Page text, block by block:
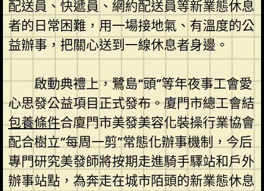
配送員、快遞員、網約配送員等新業態休息
者的日常困難，用一場接地氣、有溫度的公
益辦事，把關心送到一線休息者身邊。
啟動典禮上，鷺島“頭”等年夜事工會愛
心思發公益項目正式發布。廈門市總工會結
包養條件合廈門市美發美容化裝操行業協會
配合樹立“每周一剪”常態化辦事機制，今后
專門研究美發師將按期走進騎手驛站和戶外
辦事站點，為奔走在城市陌頭的新業態休息